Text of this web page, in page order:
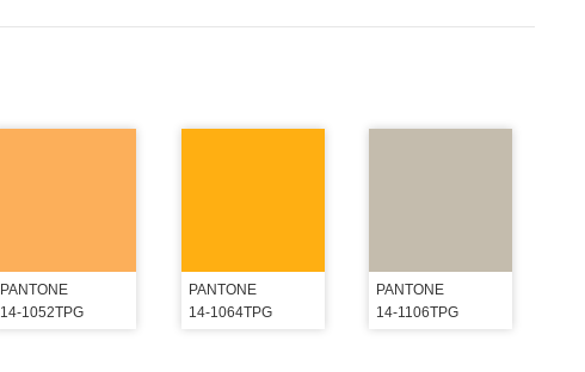
PANTONE
14-1052TPG
PANTONE
14-1064TPG
PANTONE
14-1106TPG